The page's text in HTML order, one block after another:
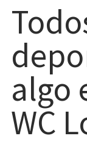
algo
WC